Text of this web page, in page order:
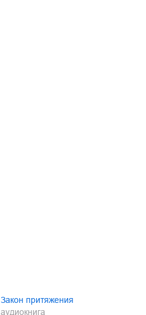
Закон притяжения
аудиокнига